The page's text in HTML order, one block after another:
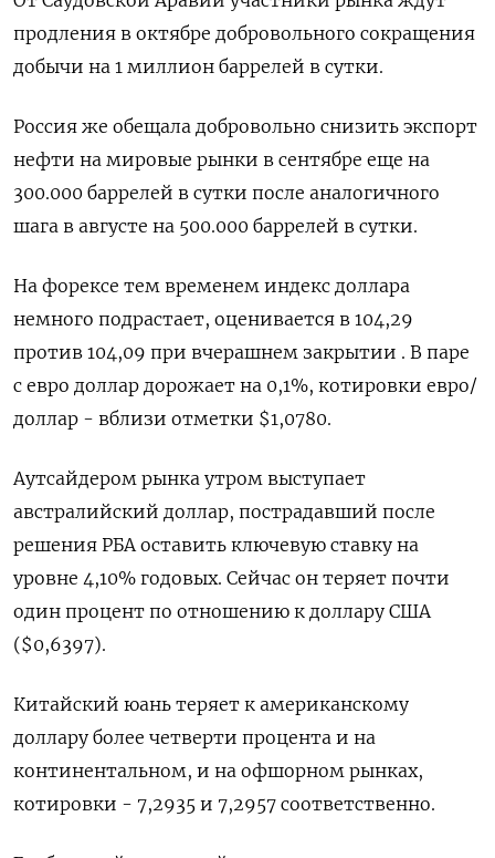
продления в октябре добровольного сокращения
добычи на 1 миллион баррелей в сутки.
Россия же обещала добровольно снизить экспорт
нефти на мировые рынки в сентябре еще на
300.000 баррелей в сутки после аналогичного
шага в августе на 500.000 баррелей в сутки.
На форексе тем временем индекс доллара
немного подрастает, оценивается в 104,29
против 104,09 при вчерашнем закрытии . В паре
с евро доллар дорожает на 0,1%, котировки евро/
доллар - вблизи отметки $1,0780.
Аутсайдером рынка утром выступает
австралийский доллар, пострадавший после
решения РБА оставить ключевую ставку на
уровне 4,10% годовых. Сейчас он теряет почти
один процент по отношению к доллару США
($0,6397).
Китайский юань теряет к американскому
доллару более четверти процента и на
континентальном, и на офшорном рынках,
котировки - 7,2935 и 7,2957 соответственно.